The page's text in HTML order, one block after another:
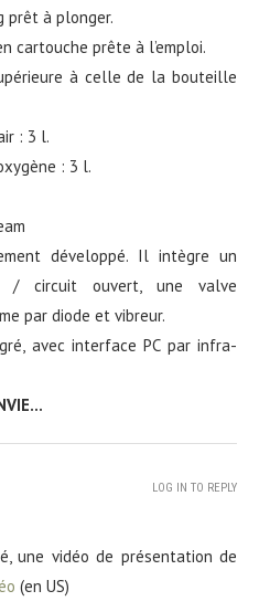
prêt à plonger.
cartouche prête à l’emploi.
à celle de la bouteille
: 3 l.
: 3 l.
développé. Il intègre un
/ circuit ouvert, une valve
par diode et vibreur.
avec interface PC par infra-
une vidéo de présentation de
(en US)
LOG IN TO REPLY